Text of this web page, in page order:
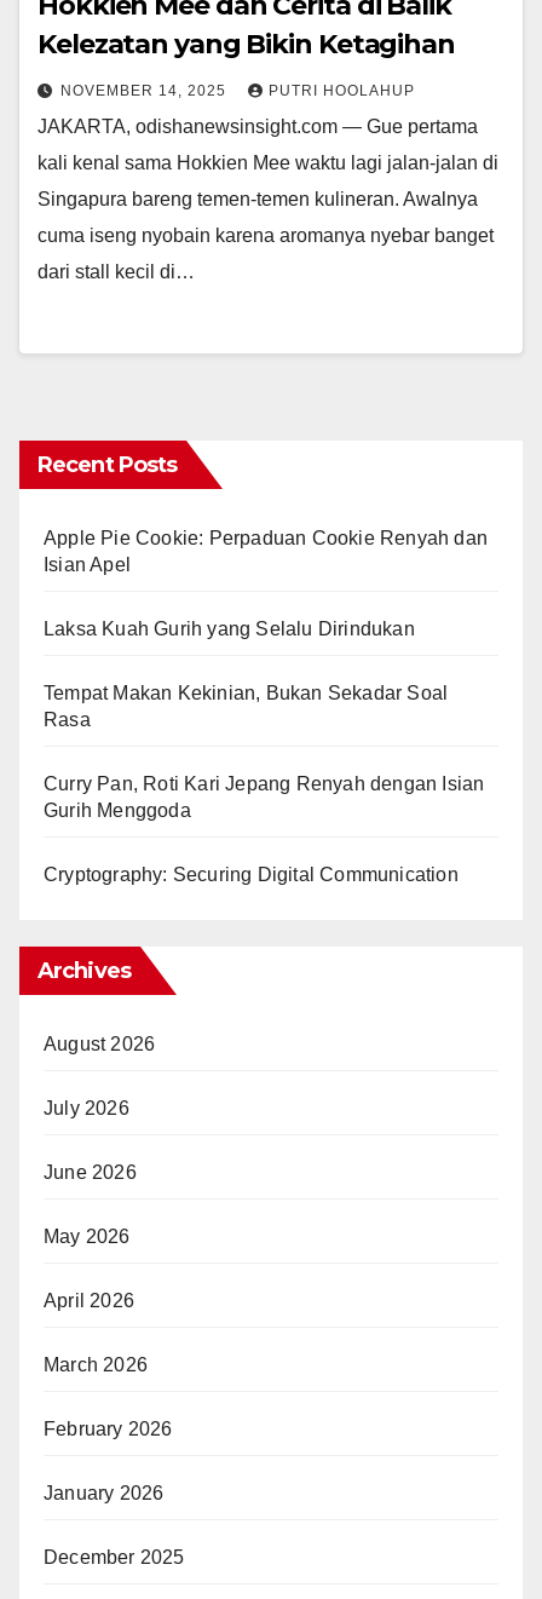
Kelezatan yang Bikin Ketagihan
NOVEMBER 14, 2025 PUTRI HOOLAHUP
JAKARTA, odishanewsinsight.com — Gue pertama
kali kenal sama Hokkien Mee waktu lagi jalan-jalan di
Singapura bareng temen-temen kulineran. Awalnya
cuma iseng nyobain karena aromanya nyebar banget
dari stall kecil di…
Recent Posts
Apple Pie Cookie: Perpaduan Cookie Renyah dan
Isian Apel
Laksa Kuah Gurih yang Selalu Dirindukan
Tempat Makan Kekinian, Bukan Sekadar Soal
Rasa
Curry Pan, Roti Kari Jepang Renyah dengan Isian
Gurih Menggoda
Cryptography: Securing Digital Communication
Archives
August 2026
July 2026
June 2026
May 2026
April 2026
March 2026
February 2026
January 2026
December 2025